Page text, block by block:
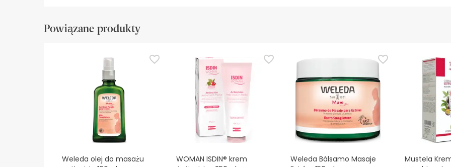
Zasoby bezpieczeństwa wizualnego
zalecamy zapoznanie się z informacjami dotyczącymi bezpieczeństwa dołączonymi do produktu przed jego
bezpieczeństwa, prosimy o kontakt. Ponadto, jeśli chcesz, możesz również zwrócić produkt, postępując
zgodnie z
Powiązane produkty
Weleda olej do masażu
WOMAN ISDIN® krem
Weleda Bálsamo Masaje
Mustela